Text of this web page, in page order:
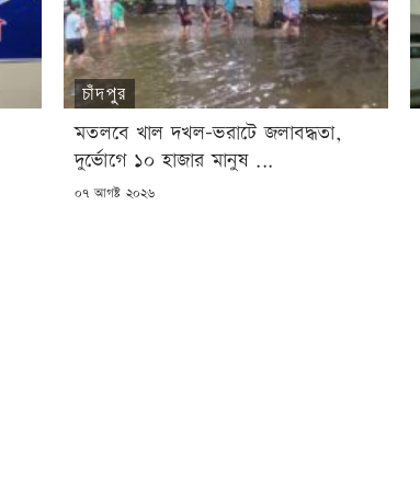
চাঁদপুর
মতলবে খাল দখল-ভরাটে জলাবদ্ধতা,
দুর্ভোগে ১০ হাজার মানুষ ...
POSTED
০৭ আগষ্ট ২০২৬